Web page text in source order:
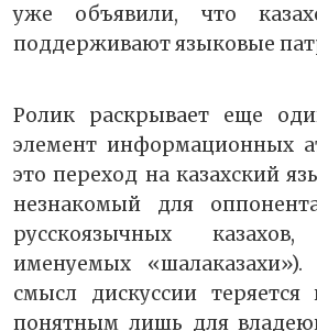
уже объявили, что
поддерживают языковые
Ролик раскрывает еще
элемент информационных
это переход на казахский
незнакомый для
русскоязычных казахов,
именуемых
смысл дискуссии теряется
понятным лишь для